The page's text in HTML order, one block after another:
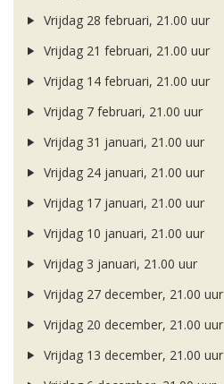
Vrijdag 28 februari, 21.00 uur
Vrijdag 21 februari, 21.00 uur
Vrijdag 14 februari, 21.00 uur
Vrijdag 7 februari, 21.00 uur
Vrijdag 31 januari, 21.00 uur
Vrijdag 24 januari, 21.00 uur
Vrijdag 17 januari, 21.00 uur
Vrijdag 10 januari, 21.00 uur
Vrijdag 3 januari, 21.00 uur
Vrijdag 27 december, 21.00 uur
Vrijdag 20 december, 21.00 uur
Vrijdag 13 december, 21.00 uur